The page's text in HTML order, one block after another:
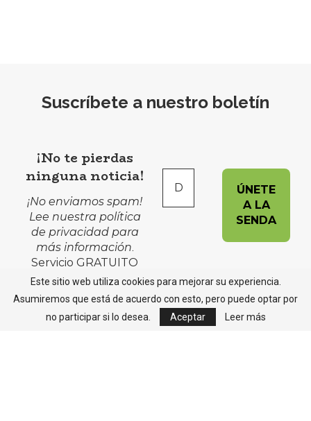
Suscríbete a nuestro boletín
¡No te pierdas
ninguna noticia!
¡No enviamos spam!
Lee nuestra política
de privacidadpara
más información.
Servicio GRATUITO
Este sitio web utiliza cookies para mejorar su experiencia.
Asumiremos que está de acuerdo con esto, pero puede optar por
no participar si lo desea.
Aceptar Leer más